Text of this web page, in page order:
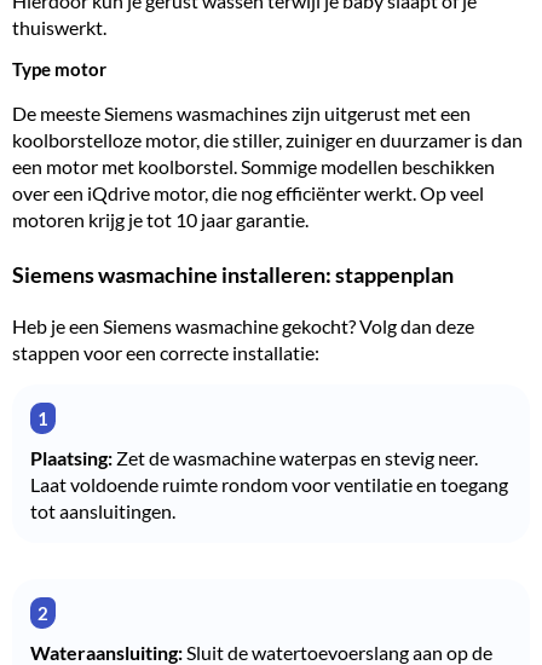
thuiswerkt.
Type motor
De meeste Siemens wasmachines zijn uitgerust met een
koolborstelloze motor, die stiller, zuiniger en duurzamer is dan
een motor met koolborstel. Sommige modellen beschikken
over een iQdrive motor, die nog efficiënter werkt. Op veel
motoren krijg je tot 10 jaar garantie.
Siemens wasmachine installeren: stappenplan
Heb je een Siemens wasmachine gekocht? Volg dan deze
stappen voor een correcte installatie:
Plaatsing: Zet de wasmachine waterpas en stevig neer.
Laat voldoende ruimte rondom voor ventilatie en toegang
tot aansluitingen.
Wateraansluiting:Sluit de watertoevoerslang aan op de